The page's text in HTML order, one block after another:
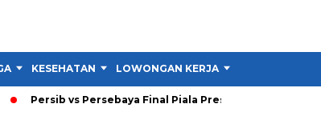
KESEHATAN LOWONGAN KERJA
Persib vs Persebaya Final Piala Presiden 2026: Persib